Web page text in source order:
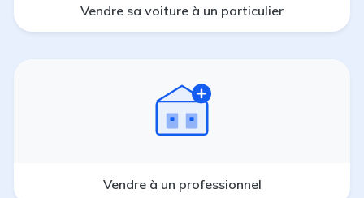
Vendre sa voiture à un particulier
Vendre à un professionnel